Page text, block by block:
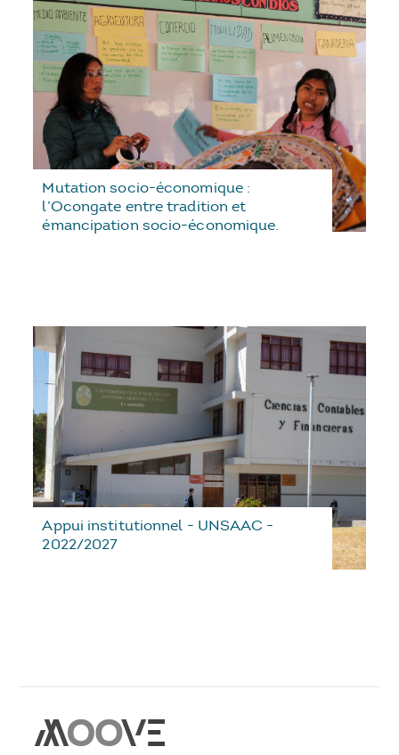
Mutation socio-économique :
l’Ocongate entre tradition et
émancipation socio-économique.
Appui institutionnel - UNSAAC -
2022/2027